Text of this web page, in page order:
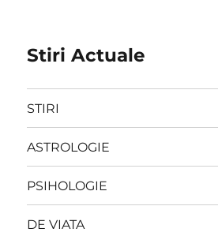
Stiri Actuale
STIRI
ASTROLOGIE
PSIHOLOGIE
DE VIATA